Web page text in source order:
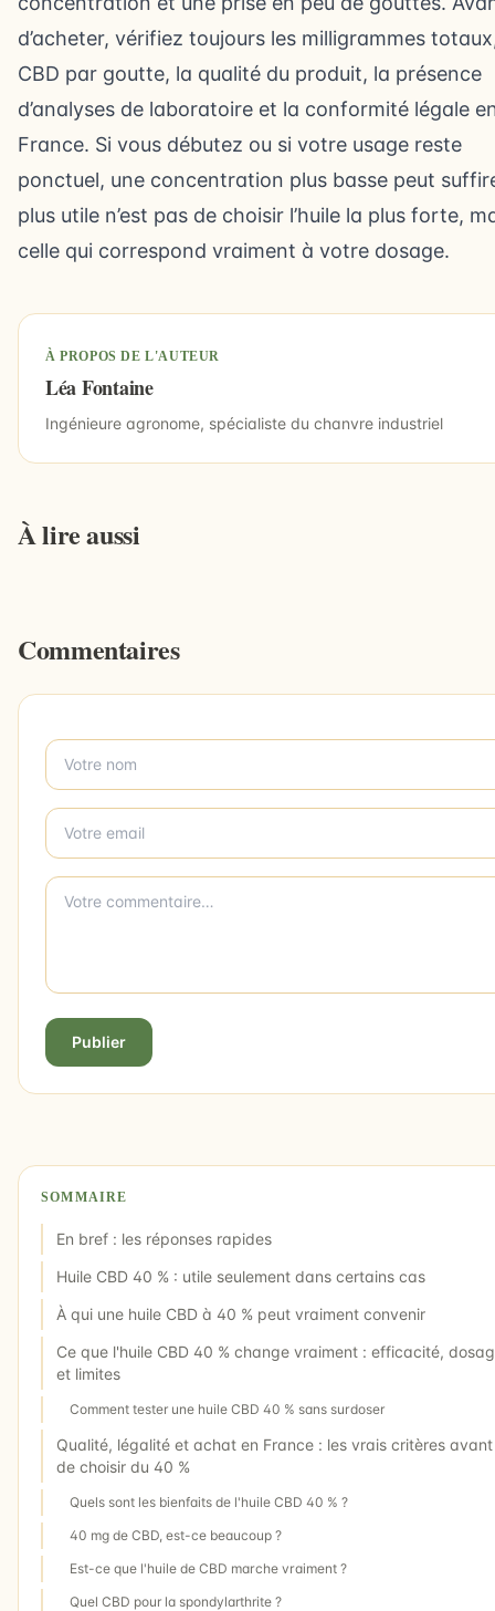
d’acheter, vérifiez toujours les milligrammes
CBD par goutte, la qualité du produit, la présence
d’analyses de laboratoire et la conformité légale
France. Si vous débutez ou si votre usage reste
ponctuel, une concentration plus basse peut
plus utile n’est pas de choisir l’huile la plus forte,
celle qui correspond vraiment à votre dosage.
À PROPOS DE L'AUTEUR
Léa Fontaine
Ingénieure agronome, spécialiste du chanvre industriel
À lire aussi
Commentaires
Publier
SOMMAIRE
En bref : les réponses rapides
Huile CBD 40 % : utile seulement dans certains cas
À qui une huile CBD à 40 % peut vraiment convenir
Ce que l'huile CBD 40 % change vraiment : efficacité,
et limites
Comment tester une huile CBD 40 % sans surdoser
Qualité, légalité et achat en France : les vrais critères avant
de choisir du 40 %
Quels sont les bienfaits de l'huile CBD 40 % ?
40 mg de CBD, est-ce beaucoup ?
Est-ce que l'huile de CBD marche vraiment ?
Quel CBD pour la spondylarthrite ?